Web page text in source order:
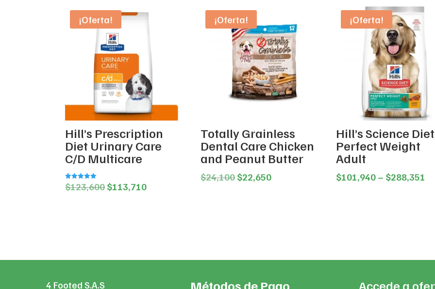
¡Oferta!
Hill’s Prescription
Diet Urinary Care
C/D Multicare
Valorado en
5.00
$123,600Original
$113,710Current
¡Oferta!
Totally Grainless
Dental Care Chicken
and Peanut Butter
$24,100 Original
$22,650Current
¡Oferta!
Hill’s Science Diet
Perfect Weight
Adult
$101,940 – $288,351
4 Footed S.A.S Métodos de Pago Accede a